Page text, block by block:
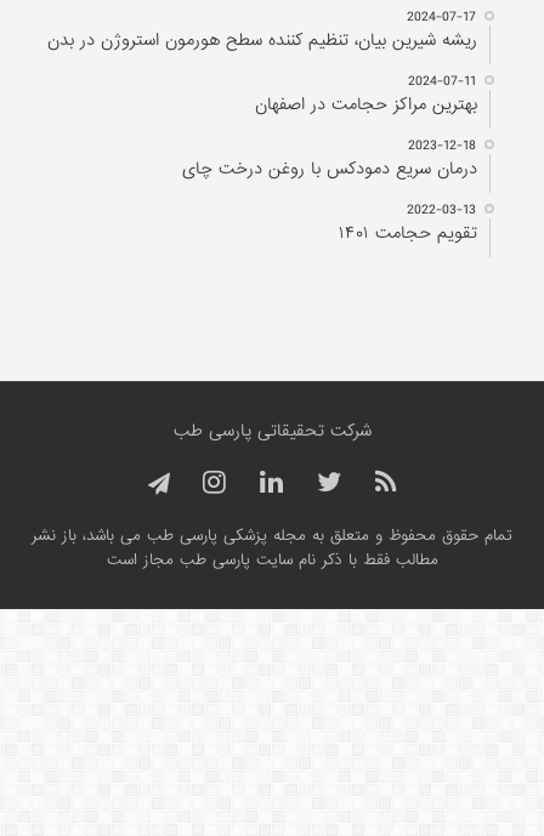
2024-07-17
ریشه شیرین بیان، تنظیم کننده سطح هورمون استروژن در بدن
2024-07-11
بهترین مراکز حجامت در اصفهان
2023-12-18
درمان سریع دمودکس با روغن درخت چای
2022-03-13
تقویم حجامت ۱۴۰۱
شرکت تحقیقاتی پارسی طب
تمام حقوق محفوظ و متعلق به مجله پزشکی پارسی طب می باشد، باز نشر
مطالب فقط با ذکر نام سایت پارسی طب مجاز است